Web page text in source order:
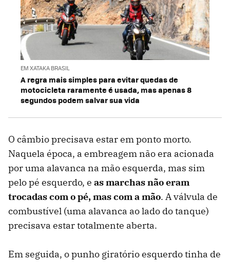
EM XATAKA BRASIL
A regra mais simples para evitar quedas de
motocicleta raramente é usada, mas apenas 8
segundos podem salvar sua vida
O câmbio precisava estar em ponto morto.
Naquela época, a embreagem não era acionada
por uma alavanca na mão esquerda, mas sim
pelo pé esquerdo, e as marchas não eram
trocadas com o pé, mas com a mão. A válvula de
combustível (uma alavanca ao lado do tanque)
precisava estar totalmente aberta.
Em seguida, o punho giratório esquerdo tinha de